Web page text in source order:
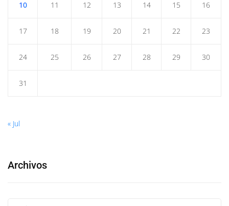
10 11 12 13 14 15 16
17 18 19 20 21 22 23
24 25 26 27 28 29 30
31
« Jul
Archivos